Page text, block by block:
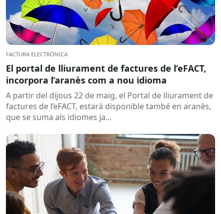
FACTURA ELECTRÒNICA
El portal de lliurament de factures de l’eFACT,
incorpora l’aranès com a nou idioma
A partir del dijous 22 de maig, el Portal de lliurament de
factures de l’eFACT, estarà disponible també en aranès,
que se suma als idiomes ja...